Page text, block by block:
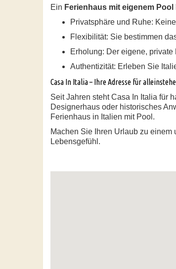
Ein Ferienhaus mit eigenem Pool
Privatsphäre und Ruhe:
Flexibilität: Sie bestimmen
Erholung: Der eigene, private
Authentizität: Erleben Sie
Casa In Italia – Ihre Adresse für
Seit Jahren steht Casa In Italia für
Designerhaus oder historisches
Ferienhaus in Italien mit Pool.
Machen Sie Ihren Urlaub zu
Lebensgefühl.